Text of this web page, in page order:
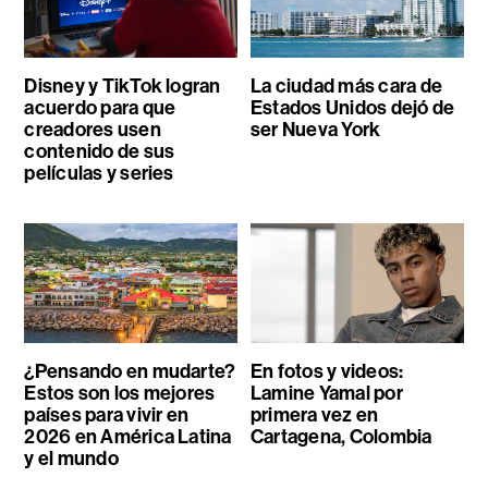
Disney y TikTok logran
acuerdo para que
creadores usen
contenido de sus
películas y series
La ciudad más cara de
Estados Unidos dejó de
ser Nueva York
¿Pensando en mudarte?
Estos son los mejores
países para vivir en
2026 en América Latina
y el mundo
En fotos y videos:
Lamine Yamal por
primera vez en
Cartagena, Colombia